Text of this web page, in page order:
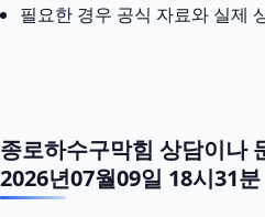
필요한 경우 공식 자료와 실제
종로하수구막힘 상담이나
2026년07월09일 18시31분